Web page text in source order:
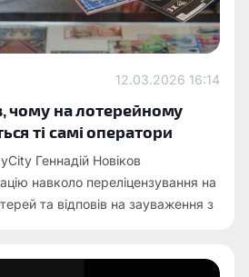
12.03.2026 16:14
чому на лотерейному
ті самі оператори
Геннадій Новіков
навколо переліцензування на
та відповів на зауваження з